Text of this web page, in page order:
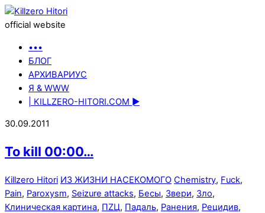
official website
•••
БЛОГ
АРХИВАРИУС
Я & WWW
| KILLZERO-HITORI.COM ►
30.09.2011
To kill 00:00…
Killzero Hitori ИЗ ЖИЗНИ НАСЕКОМОГО Chemistry, Fuck,
Pain, Paroxysm, Seizure attacks, Бесы, Звери, Зло,
Клиническая картина, ПZЦ, Падаль, Ранения, Рецидив,